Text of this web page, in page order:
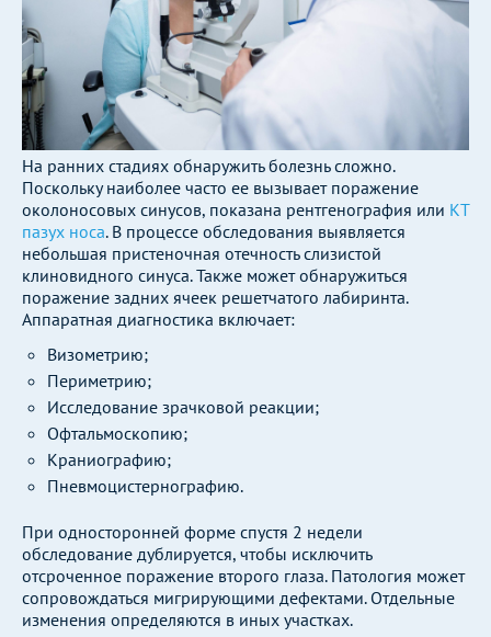
На ранних стадиях обнаружить болезнь сложно.
Поскольку наиболее часто ее вызывает поражение
околоносовых синусов, показана рентгенография или КТ
пазух носа. В процессе обследования выявляется
небольшая пристеночная отечность слизистой
клиновидного синуса. Также может обнаружиться
поражение задних ячеек решетчатого лабиринта.
Аппаратная диагностика включает:
Визометрию;
Периметрию;
Исследование зрачковой реакции;
Офтальмоскопию;
Краниографию;
Пневмоцистернографию.
При односторонней форме спустя 2 недели
обследование дублируется, чтобы исключить
отсроченное поражение второго глаза. Патология может
сопровождаться мигрирующими дефектами. Отдельные
изменения определяются в иных участках.